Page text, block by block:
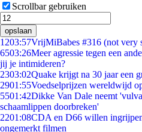
Scrollbar gebruiken
opslaan
1203:57VrijMiBabes #316 (not very
6503:26Meer agressie tegen een
jij je intimideren?
2303:02Quake krijgt na 30 jaar een
2901:55Voedselprijzen wereldwijd
5501:42Dikke Van Dale neemt
schaamlippen doorbreken'
2201:08CDA en D66 willen
ongemerkt filmen